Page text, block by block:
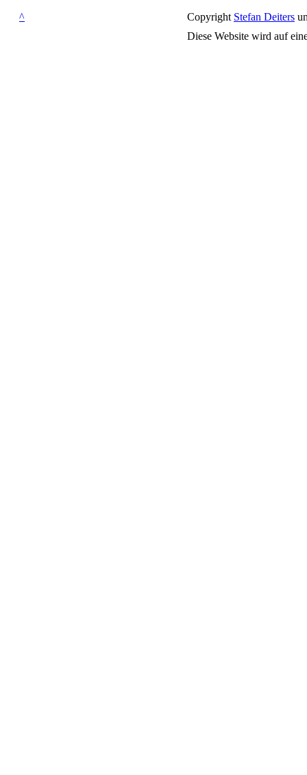
^ Copyright Stefan Deiters
Diese Website wird auf